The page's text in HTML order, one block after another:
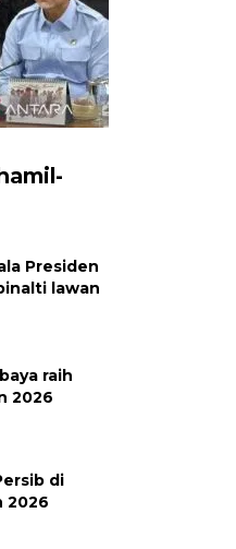
Presiden
lawan
raih
2026
di
2026